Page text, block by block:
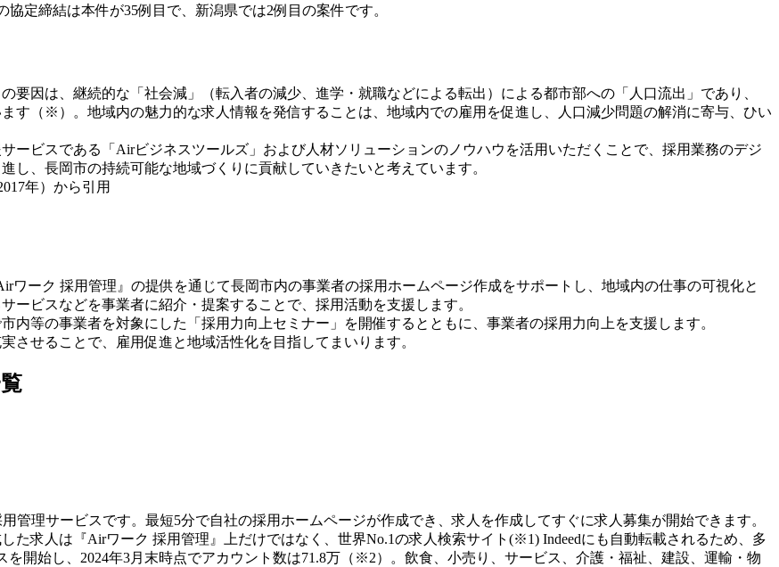
イ
ト
こ
定締結は本件が35例目で、新潟県では2例目の案件です。
要因は、継続的な「社会減」（転入者の減少、進学・就職などによる転出）による都市部への「人口流出」であり、
す（※）。地域内の魅力的な求人情報を発信することは、地域内での雇用を促進し、人口減少問題の解消に寄与、ひい
ービスである「Airビジネスツールズ」および人材ソリューションのノウハウを活用いただくことで、採用業務のデジ
し、長岡市の持続可能な地域づくりに貢献していきたいと考えています。
年）から引用
ーク 採用管理』の提供を通じて長岡市内の事業者の採用ホームページ作成をサポートし、地域内の仕事の可視化と
ビスなどを事業者に紹介・提案することで、採用活動を支援します。
内等の事業者を対象にした「採用力向上セミナー」を開催するとともに、事業者の採用力向上を支援します。
させることで、雇用促進と地域活性化を目指してまいります。
管理サービスです。最短5分で自社の採用ホームページが作成でき、求人を作成してすぐに求人募集が開始できます。
た求人は『Airワーク 採用管理』上だけではなく、世界No.1の求人検索サイト(※1) Indeedにも自動転載されるため、多
を開始し、2024年3月末時点でアカウント数は71.8万（※2）。飲食、小売り、サービス、介護・福祉、建設、運輸・物